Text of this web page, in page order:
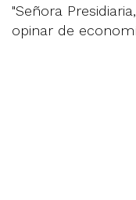
"Señora
opinar de